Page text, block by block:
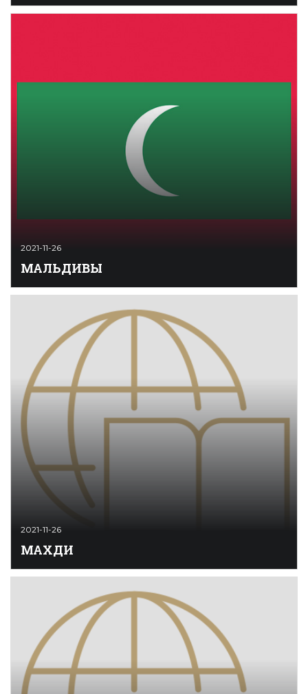
Малаяли (mala.y-ali — «гора-обладающий», «хозяин
2021). Конфессиональная структура: индуизм (55 %),
2021-11-26
МАЛЬДИВЫ
Мальдивы (Мальдивская Республика) — государство
Аравийском море Индийского океана общей
площадью 300 кв. км. Столица — г. Мале.
Численность населения — 540 тыс. человек (2020),
Государственная религия — ислам. Официальный
язык — мальдивский (дхивехи).Первые поселенцы на
М. не оставили после себя археологичес ...
2021-11-26
МАХДИ
Махди (араб. «руководимый свыше») — в исламе
предстоит явиться провозвестником Судного дня и
освободить мир от лже